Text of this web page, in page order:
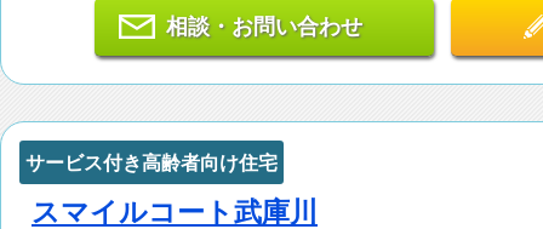
相談・お問い合わせ
サービス付き高齢者向け住宅
スマイルコート武庫川